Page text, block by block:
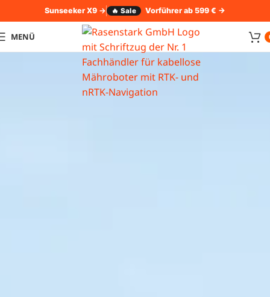
Sunseeker X9→ 🔥 Sale Vorführer ab 599 € →
MENÜ